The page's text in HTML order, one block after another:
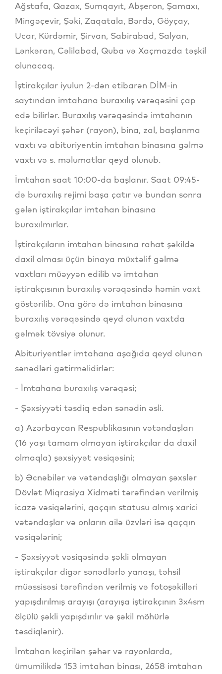
Ağstafa, Qazax, Sumqayıt, Abşeron, Şamaxı,
Mingəçevir, Şəki, Zaqatala, Bərdə, Göyçay,
Ucar, Kürdəmir, Şirvan, Sabirabad, Salyan,
Lənkəran, Cəlilabad, Quba və Xaçmazda təşkil
olunacaq.
İştirakçılar iyulun 2-dən etibarən DİM-in
saytından imtahana buraxılış vərəqəsini çap
edə bilirlər. Buraxılış vərəqəsində imtahanın
keçiriləcəyi şəhər (rayon), bina, zal, başlanma
vaxtı və abituriyentin imtahan binasına gəlmə
vaxtı və s. məlumatlar qeyd olunub.
İmtahan saat 10:00-da başlanır. Saat 09:45-
də buraxılış rejimi başa çatır və bundan sonra
gələn iştirakçılar imtahan binasına
buraxılmırlar.
İştirakçıların imtahan binasına rahat şəkildə
daxil olması üçün binaya müxtəlif gəlmə
vaxtları müəyyən edilib və imtahan
iştirakçısının buraxılış vərəqəsində həmin vaxt
göstərilib. Ona görə də imtahan binasına
buraxılış vərəqəsində qeyd olunan vaxtda
gəlmək tövsiyə olunur.
Abituriyentlər imtahana aşağıda qeyd olunan
sənədləri gətirməlidirlər:
- İmtahana buraxılış vərəqəsi;
- Şəxsiyyəti təsdiq edən sənədin əsli.
a) Azərbaycan Respublikasının vətəndaşları
(16 yaşı tamam olmayan iştirakçılar da daxil
olmaqla) şəxsiyyət vəsiqəsini;
b) Əcnəbilər və vətəndaşlığı olmayan şəxslər
Dövlət Miqrasiya Xidməti tərəfindən verilmiş
icazə vəsiqələrini, qaçqın statusu almış xarici
vətəndaşlar və onların ailə üzvləri isə qaçqın
vəsiqələrini;
- Şəxsiyyət vəsiqəsində şəkli olmayan
iştirakçılar digər sənədlərlə yanaşı, təhsil
müəssisəsi tərəfindən verilmiş və fotoşəkilləri
yapışdırılmış arayışı (arayışa iştirakçının 3x4sm
ölçülü şəkli yapışdırılır və şəkil möhürlə
təsdiqlənir).
İmtahan keçirilən şəhər və rayonlarda,
ümumilikdə 153 imtahan binası, 2658 imtahan